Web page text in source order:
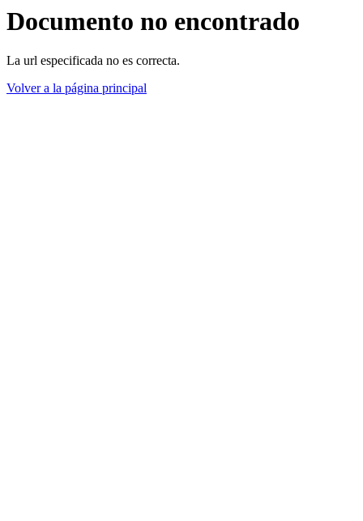
Documento no encontrado
La url especificada no es correcta.
Volver a la página principal